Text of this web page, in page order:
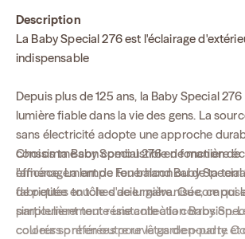
Description
La Baby Special 276 est l'éclairage
indispensable
Depuis plus de 125 ans, la Baby Special
lumière fiabledans la vie des gens. La
sans électricité adopte une approche
consomme son combustible de manière
efficace. La lampe Feuerhand Baby
fabriquée en tôle d'acier galvanisée, ce qui
particulièrement résistante à la corrosion.
colorés sont en outre revêtus de poudre et
Choisis ta Baby Special 276 en fonction de
l'aménagement de ton balcon ou de ta
de petites touches de lumière. Ou
simplement toute unecollection Baby
couleurs préféréespour la garden-party.